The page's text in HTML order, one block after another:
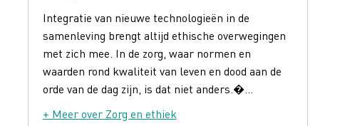
Integratie van nieuwe technologieën in de
samenleving brengt altijd ethische overwegingen
met zich mee. In de zorg, waar normen en
waarden rond kwaliteit van leven en dood aan de
orde van de dag zijn, is dat niet anders.�...
+ Meer over Zorg en ethiek